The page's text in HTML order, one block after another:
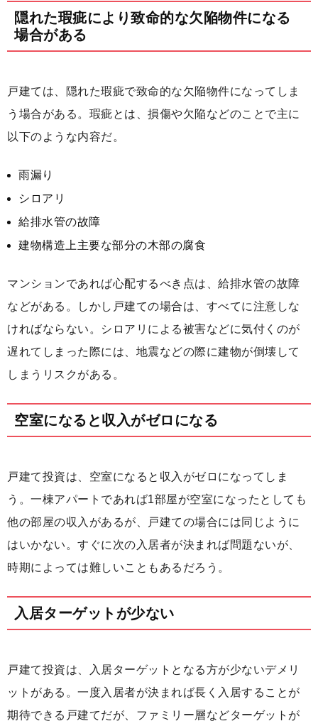
隠れた瑕疵により致命的な欠陥物件になる
場合がある
戸建ては、隠れた瑕疵で致命的な欠陥物件になってしま
う場合がある。瑕疵とは、損傷や欠陥などのことで主に
以下のような内容だ。
雨漏り
シロアリ
給排水管の故障
建物構造上主要な部分の木部の腐食
マンションであれば心配するべき点は、給排水管の故障
などがある。しかし戸建ての場合は、すべてに注意しな
ければならない。シロアリによる被害などに気付くのが
遅れてしまった際には、地震などの際に建物が倒壊して
しまうリスクがある。
空室になると収入がゼロになる
戸建て投資は、空室になると収入がゼロになってしま
う。一棟アパートであれば1部屋が空室になったとしても
他の部屋の収入があるが、戸建ての場合には同じように
はいかない。すぐに次の入居者が決まれば問題ないが、
時期によっては難しいこともあるだろう。
入居ターゲットが少ない
戸建て投資は、入居ターゲットとなる方が少ないデメリ
ットがある。一度入居者が決まれば長く入居することが
期待できる戸建てだが、ファミリー層などターゲットが